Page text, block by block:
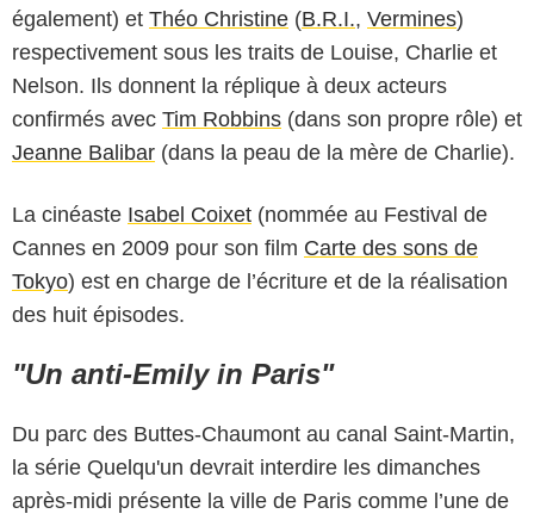
également) et Théo Christine (B.R.I., Vermines)
respectivement sous les traits de Louise, Charlie et
Nelson. Ils donnent la réplique à deux acteurs
confirmés avec Tim Robbins (dans son propre rôle) et
Jeanne Balibar (dans la peau de la mère de Charlie).
La cinéaste Isabel Coixet (nommée au Festival de
Cannes en 2009 pour son film Carte des sons de
Tokyo) est en charge de l’écriture et de la réalisation
des huit épisodes.
"Un anti-Emily in Paris"
Du parc des Buttes-Chaumont au canal Saint-Martin,
la série Quelqu'un devrait interdire les dimanches
après-midi présente la ville de Paris comme l’une de